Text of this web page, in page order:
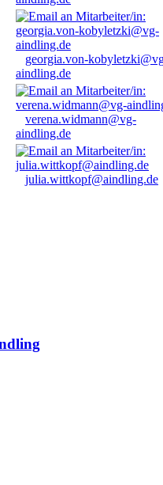
georgia.von-
aindling.de
verena.widmann@vg-
aindling.de
julia.wittkopf@aindling.de